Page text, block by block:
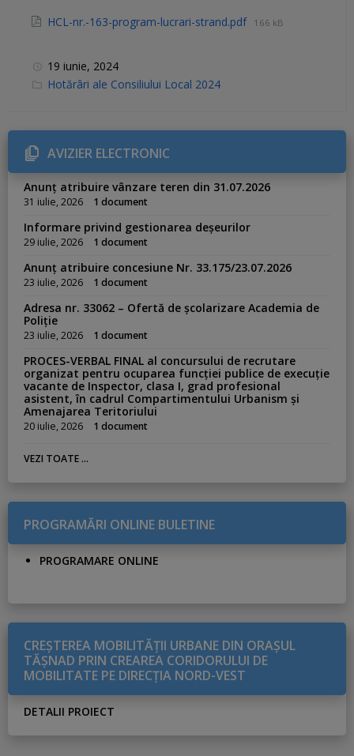
HCL-nr.-163-program-lucrari-strand.pdf 166 kB
19 iunie, 2024
C
r
i
e
s
Hotărâri ale Consiliului Local 2024
AVIZIER ELECTRONIC
Anunț atribuire vânzare teren din 31.07.2026
31 iulie, 2026 1 document
Informare privind gestionarea deșeurilor
29 iulie, 2026 1 document
Anunț atribuire concesiune Nr. 33.175/23.07.2026
23 iulie, 2026 1 document
Adresa nr. 33062 – Ofertă de școlarizare Academia de
Poliție
23 iulie, 2026 1 document
PROCES-VERBAL FINAL al concursului de recrutare
organizat pentru ocuparea funcției publice de execuție
vacante de Inspector, clasa I, grad profesional
asistent, în cadrul Compartimentului Urbanism și
Amenajarea Teritoriului
20 iulie, 2026 1 document
VEZI TOATE ...
PROGRAMĂRI ONLINE BULETINE
PROGRAMARE ONLINE
CREŞTEREA MOBILITĂŢII URBANE DIN ORAŞUL
TĂŞNAD PRIN CREAREA CORIDORULUI DE
MOBILITATE PE DIRECŢIA NORD-VEST
DETALII PROIECT